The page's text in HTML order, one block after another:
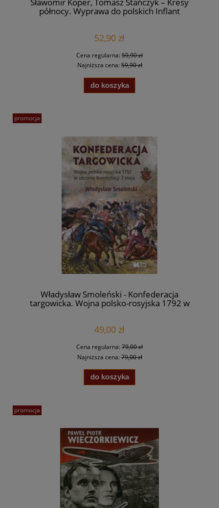
Sławomir Koper, Tomasz Stańczyk – Kresy
północy. Wyprawa do polskich Inflant
52,90 zł
Cena regularna: 59,90 zł
Najniższa cena:59,90 zł
do koszyka
Władysław Smoleński - Konfederacja
targowicka. Wojna polsko-rosyjska 1792 w
obronie Konstytucji 3 maja
49,00 zł
Cena regularna: 79,00 zł
Najniższa cena:79,00 zł
do koszyka
promocja
promocja